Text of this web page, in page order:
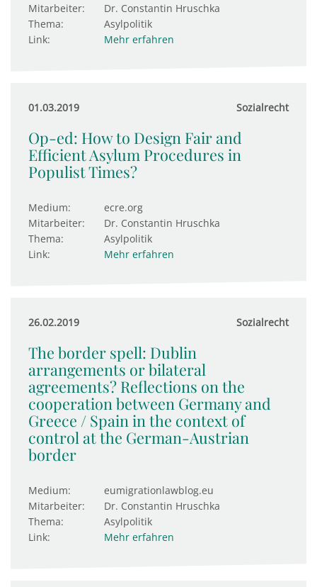
Mitarbeiter:
Dr. Constantin Hruschka
Thema:
Asylpolitik
Link:
Mehr erfahren
01.03.2019 Sozialrecht
Op-ed: How to Design Fair and
Efficient Asylum Procedures in
Populist Times?
Medium:
ecre.org
Mitarbeiter:
Dr. Constantin Hruschka
Thema:
Asylpolitik
Link:
Mehr erfahren
26.02.2019 Sozialrecht
The border spell: Dublin
arrangements or bilateral
agreements? Reflections on the
cooperation between Germany and
Greece / Spain in the context of
control at the German-Austrian
border
Medium:
eumigrationlawblog.eu
Mitarbeiter:
Dr. Constantin Hruschka
Thema:
Asylpolitik
Link:
Mehr erfahren